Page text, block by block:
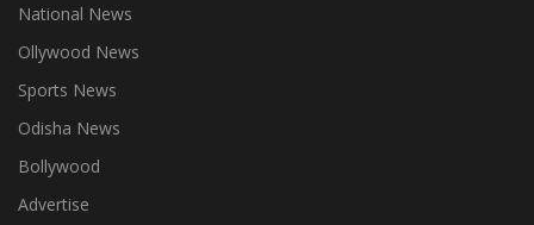
National News
Ollywood News
Sports News
Odisha News
Bollywood
Advertise